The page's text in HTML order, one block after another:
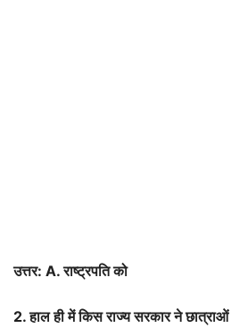
उत्तर: A. राष्ट्रपति को
2. हाल ही में किस राज्य सरकार ने